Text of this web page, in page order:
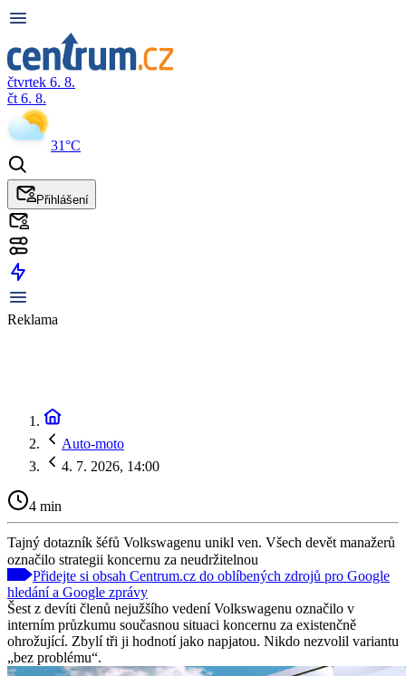
čtvrtek 6. 8.
čt 6. 8.
31°C
Přihlášení
Reklama
Auto-moto
4. 7. 2026, 14:00
4 min
Tajný dotazník šéfů Volkswagenu unikl ven. Všech devět manažerů
označilo strategii koncernu za neudržitelnou
Přidejte si obsah Centrum.cz do oblíbených zdrojů pro Google
hledání a Google zprávy
Šest z devíti členů nejužšího vedení Volkswagenu označilo v
interním průzkumu současnou situaci koncernu za existenčně
ohrožující. Zbylí tři ji hodnotí jako napjatou. Nikdo nezvolil variantu
„bez problému“.